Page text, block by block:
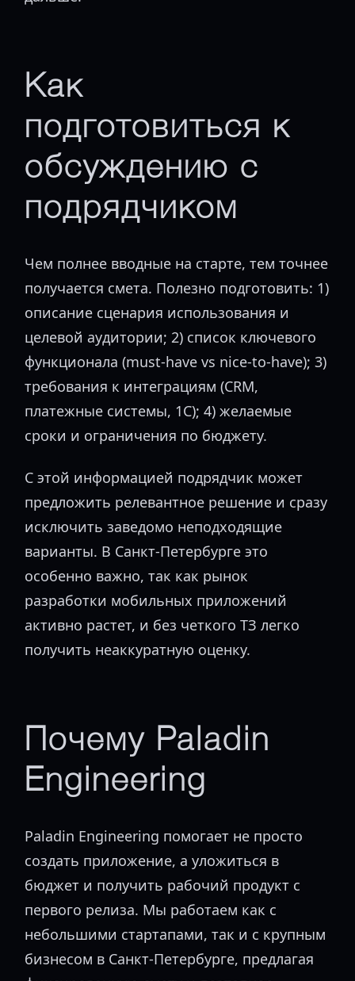
Как
подготовиться к
обсуждению с
подрядчиком
Чем полнее вводные на старте, тем точнее
получается смета. Полезно подготовить: 1)
описание сценария использования и
целевой аудитории; 2) список ключевого
функционала (must-have vs nice-to-have); 3)
требования к интеграциям (CRM,
платежные системы, 1С); 4) желаемые
сроки и ограничения по бюджету.
С этой информацией подрядчик может
предложить релевантное решение и сразу
исключить заведомо неподходящие
варианты. В Санкт-Петербурге это
особенно важно, так как рынок
разработки мобильных приложений
активно растет, и без четкого ТЗ легко
получить неаккуратную оценку.
Почему Paladin
Engineering
Paladin Engineering помогает не просто
создать приложение, а уложиться в
бюджет и получить рабочий продукт с
первого релиза. Мы работаем как с
небольшими стартапами, так и с крупным
бизнесом в Санкт-Петербурге, предлагая